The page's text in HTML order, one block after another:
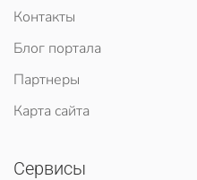
Контакты
Блог портала
Партнеры
Карта сайта
Сервисы